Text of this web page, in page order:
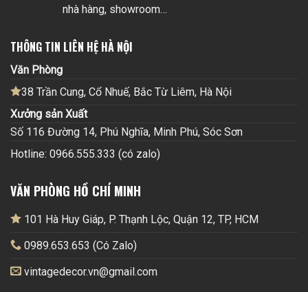
nhà hàng, showroom…
THÔNG TIN LIÊN HỆ HÀ NỘI
Văn Phòng
38 Trần Cung, Cổ Nhuế, Bắc Từ Liêm, Hà Nội
Xưởng sản Xuất
Số 116 Đường 14, Phú Nghĩa, Minh Phú, Sóc Sơn
Hotline: 0966.555.333 (có zalo)
VĂN PHÒNG HỒ CHÍ MINH
101 Hà Huy Giáp, P. Thạnh Lộc, Quận 12, TP, HCM
0989.653.653 (Có Zalo)
vintagedecor.vn@gmail.com